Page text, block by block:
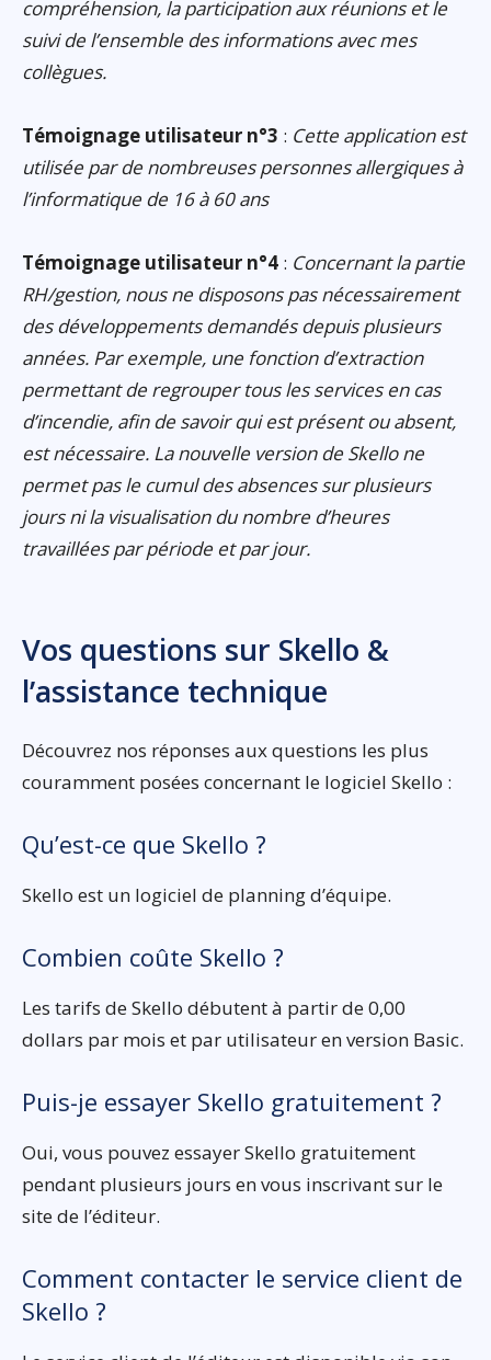
compréhension, la participation aux réunions et le
suivi de l’ensemble des informations avec mes
collègues.
Témoignage utilisateur n°3 : Cette application est
utilisée par de nombreuses personnes allergiques à
l’informatique de 16 à 60 ans
Témoignage utilisateur n°4 : Concernant la partie
RH/gestion, nous ne disposons pas nécessairement
des développements demandés depuis plusieurs
années. Par exemple, une fonction d’extraction
permettant de regrouper tous les services en cas
d’incendie, afin de savoir qui est présent ou absent,
est nécessaire. La nouvelle version de Skello ne
permet pas le cumul des absences sur plusieurs
jours ni la visualisation du nombre d’heures
travaillées par période et par jour.
Vos questions sur Skello &
l’assistance technique
Découvrez nos réponses aux questions les plus
couramment posées concernant le logiciel Skello :
Qu’est-ce que Skello ?
Skello est un logiciel de planning d’équipe.
Combien coûte Skello ?
Les tarifs de Skello débutent à partir de 0,00
dollars par mois et par utilisateur en version Basic.
Puis-je essayer Skello gratuitement ?
Oui, vous pouvez essayer Skello gratuitement
pendant plusieurs jours en vous inscrivant sur le
site de l’éditeur.
Comment contacter le service client de
Skello ?